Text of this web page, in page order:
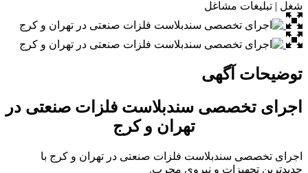
توضیحات آگهی
اجرای تخصصی سندبلاست فلزات صنعتی در
تهران و کرج
اجرای تخصصی سندبلاست فلزات صنعتی در تهران و کرج با
جدیدترین تجهیزات و نیروی مجرب.